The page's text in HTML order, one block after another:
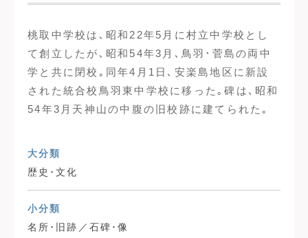
桃取中学校は､昭和22年5月に村立中学校とし
て創立したが､昭和54年3月､鳥羽･菅島の両中
学と共に閉校｡同年4月1日､安楽島地区に新設
された統合校鳥羽東中学校に移った｡碑は､昭和
54年3月天神山の中腹の旧校跡に建てられた｡
大分類
歴史･文化
小分類
名所･旧跡／石碑･像